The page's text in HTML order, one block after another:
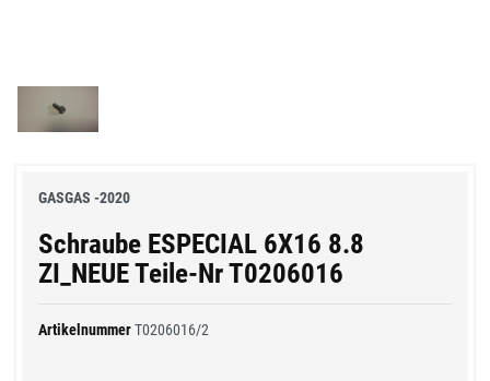
GASGAS -2020
Schraube ESPECIAL 6X16 8.8
ZI_NEUE Teile-Nr T0206016
ArtikelnummerT0206016/2